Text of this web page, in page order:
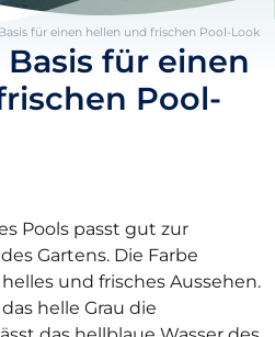
für einen hellen und frischen Pool-Look
für einen
Pool-
Pools passt gut zur
Gartens. Die Farbe
und frisches Aussehen.
helle Grau die